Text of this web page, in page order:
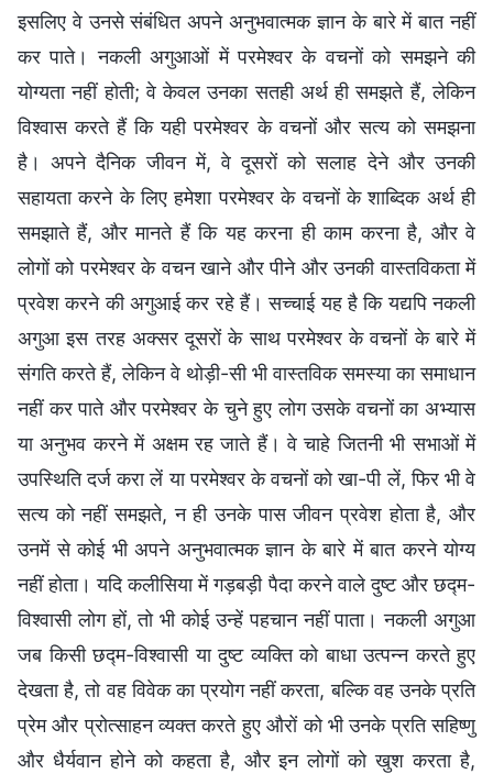
इसलिए वे उनसे संबंधित अपने अनुभवात्मक ज्ञान के बारे में बात नहीं
कर पाते। नकली अगुआओं में परमेश्वर के वचनों को समझने की
योग्यता नहीं होती; वे केवल उनका सतही अर्थ ही समझते हैं, लेकिन
विश्वास करते हैं कि यही परमेश्वर के वचनों और सत्य को समझना
है। अपने दैनिक जीवन में, वे दूसरों को सलाह देने और उनकी
सहायता करने के लिए हमेशा परमेश्वर के वचनों के शाब्दिक अर्थ ही
समझाते हैं, और मानते हैं कि यह करना ही काम करना है, और वे
लोगों को परमेश्वर के वचन खाने और पीने और उनकी वास्तविकता में
प्रवेश करने की अगुआई कर रहे हैं। सच्चाई यह है कि यद्यपि नकली
अगुआ इस तरह अक्सर दूसरों के साथ परमेश्वर के वचनों के बारे में
संगति करते हैं, लेकिन वे थोड़ी-सी भी वास्तविक समस्या का समाधान
नहीं कर पाते और परमेश्वर के चुने हुए लोग उसके वचनों का अभ्यास
या अनुभव करने में अक्षम रह जाते हैं। वे चाहे जितनी भी सभाओं में
उपस्थिति दर्ज करा लें या परमेश्वर के वचनों को खा-पी लें, फिर भी वे
सत्य को नहीं समझते, न ही उनके पास जीवन प्रवेश होता है, और
उनमें से कोई भी अपने अनुभवात्मक ज्ञान के बारे में बात करने योग्य
नहीं होता। यदि कलीसिया में गड़बड़ी पैदा करने वाले दुष्ट और छद्म-
विश्वासी लोग हों, तो भी कोई उन्हें पहचान नहीं पाता। नकली अगुआ
जब किसी छद्म-विश्वासी या दुष्ट व्यक्ति को बाधा उत्पन्न करते हुए
देखता है, तो वह विवेक का प्रयोग नहीं करता, बल्कि वह उनके प्रति
प्रेम और प्रोत्साहन व्यक्त करते हुए औरों को भी उनके प्रति सहिष्णु
और धैर्यवान होने को कहता है, और इन लोगों को खुश करता है,